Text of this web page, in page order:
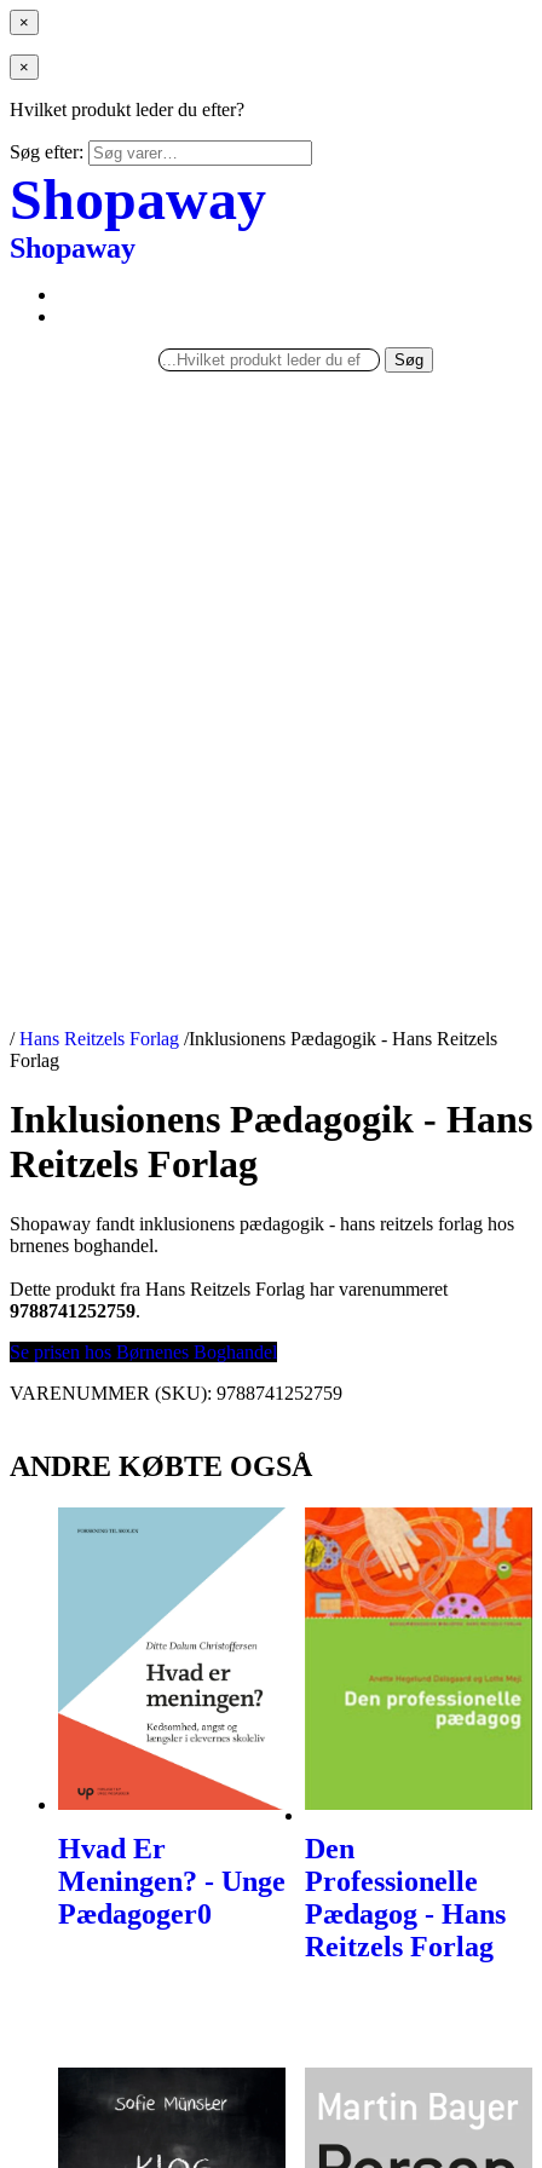
×
×
Hvilket produkt leder du efter?
Søg efter:
Shopaway
Shopaway
Søg
/ Hans Reitzels Forlag /Inklusionens Pædagogik - Hans Reitzels
Forlag
Inklusionens Pædagogik - Hans
Reitzels Forlag
Shopaway fandt inklusionens pædagogik - hans reitzels forlag hos
brnenes boghandel.
Dette produkt fra Hans Reitzels Forlag har varenummeret
9788741252759.
Se prisen hos Børnenes Boghandel
VARENUMMER (SKU): 9788741252759
ANDRE KØBTE OGSÅ
Hvad Er
Meningen? - Unge
Pædagoger0
Den
Professionelle
Pædagog - Hans
Reitzels Forlag